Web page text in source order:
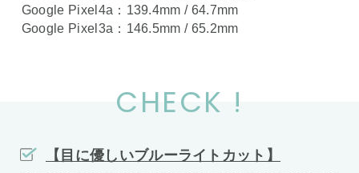
Google Pixel4a：139.4mm / 64.7mm
Google Pixel3a：146.5mm / 65.2mm
CHECK !
【目に優しいブルーライトカット】